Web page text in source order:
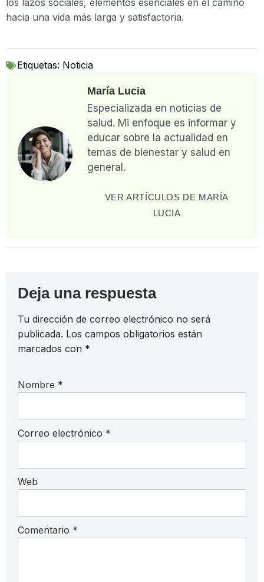
hacia una vida más larga y satisfactoria.
Etiquetas: Noticia
María Lucia
Especializada en noticias de
salud. Mi enfoque es informar y
educar sobre la actualidad en
temas de bienestar y salud en
general.
VER ARTÍCULOS DE MARÍA
LUCIA
Deja una respuesta
Tu dirección de correo electrónico no será
publicada. Los campos obligatorios están
marcados con *
Nombre *
Correo electrónico *
Web
Comentario *